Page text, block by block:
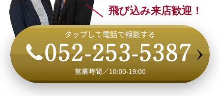
飛び込み来店歓迎！